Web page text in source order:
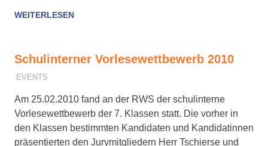
WEITERLESEN
Schulinterner Vorlesewettbewerb 2010
18. MÄRZ 2010
M. HUBER
EVENTS
Am 25.02.2010 fand an der RWS der schulinterne
Vorlesewettbewerb der 7. Klassen statt. Die vorher in
den Klassen bestimmten Kandidaten und Kandidatinnen
präsentierten den Jurymitgliedern Herr Tschierse und